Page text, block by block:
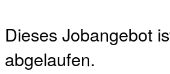
Dieses Jobangebot
abgelaufen.